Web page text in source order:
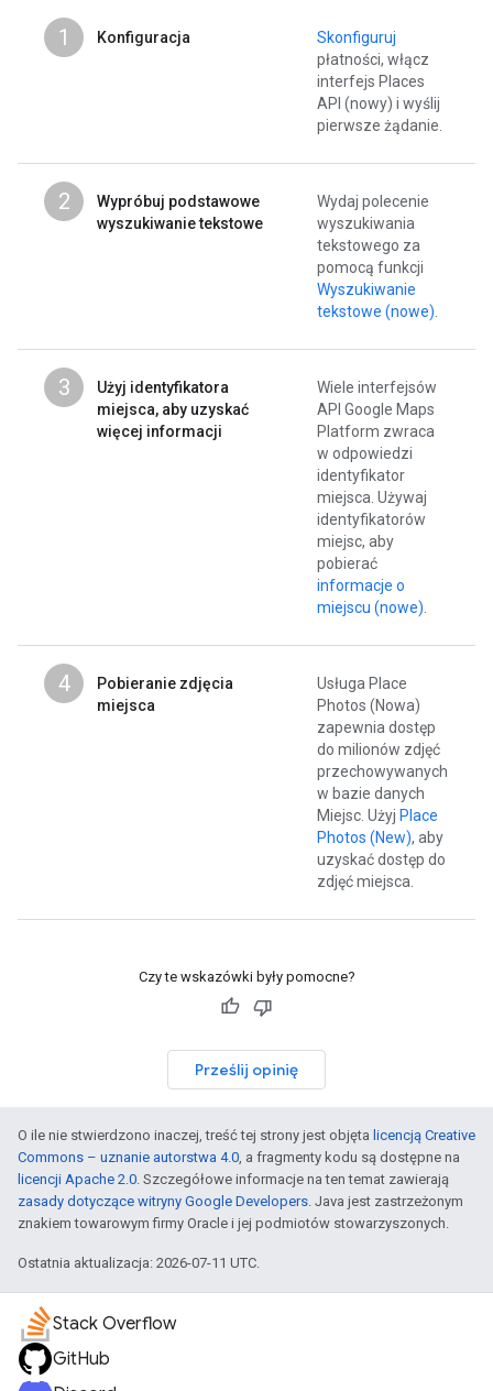
1 Konfiguracja
Skonfiguruj
płatności, włącz
interfejs Places
API (nowy) i wyślij
pierwsze żądanie.
2
Wypróbuj podstawowe
wyszukiwanie tekstowe
Wydaj polecenie
wyszukiwania
tekstowego za
pomocą funkcji
Wyszukiwanie
tekstowe (nowe)
3
Użyj identyfikatora
miejsca, aby uzyskać
więcej informacji
Wiele interfejsów
API Google Maps
Platform zwraca
w odpowiedzi
identyfikator
miejsca. Używaj
identyfikatorów
miejsc, aby
pobierać
informacje o
miejscu (nowe)
4
Pobieranie zdjęcia
miejsca
Usługa Place
Photos (Nowa)
zapewnia dostęp
do milionów zdjęć
przechowywanych
w bazie danych
Miejsc. Użyj Place
Photos (New), aby
uzyskać dostęp do
zdjęć miejsca.
Czy te wskazówki były pomocne?
Prześlij opinię
O ile nie stwierdzono inaczej, treść tej strony jest objęta licencją Creative
Commons – uznanie autorstwa 4.0, a fragmenty kodu są dostępne na
licencji Apache 2.0. Szczegółowe informacje na ten temat zawierają
zasady dotyczące witryny Google Developers. Java jest zastrzeżonym
znakiem towarowym firmy Oracle i jej podmiotów stowarzyszonych.
Ostatnia aktualizacja: 2026-07-11 UTC.
Stack Overflow
GitHub